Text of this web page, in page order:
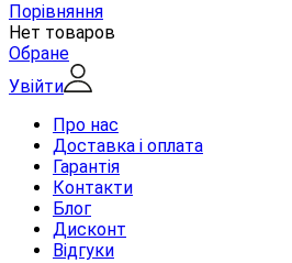
Порівняння
Нет товаров
Обране
Увійти
Про нас
Доставка і оплата
Гарантія
Контакти
Блог
Дисконт
Відгуки